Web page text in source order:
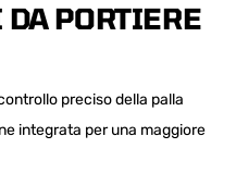
PORTIERE
preciso della palla
integrata per una maggiore